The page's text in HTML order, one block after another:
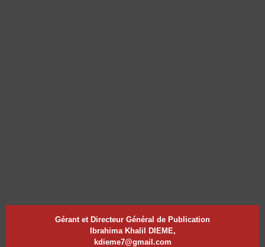
Gérant et Directeur Général de Publication
Ibrahima Khalil DIEME,
kdieme7@gmail.com